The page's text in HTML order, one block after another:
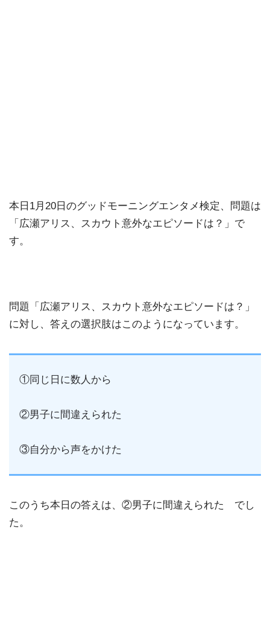
本日1月20日のグッドモーニングエンタメ検定、問題は
「広瀬アリス、スカウト意外なエピソードは？」で
す。
問題「広瀬アリス、スカウト意外なエピソードは？」
に対し、答えの選択肢はこのようになっています。
①同じ日に数人から
②男子に間違えられた
③自分から声をかけた
このうち本日の答えは、②男子に間違えられた でし
た。